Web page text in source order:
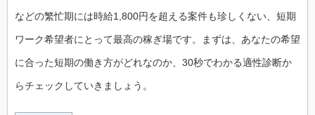
などの繁忙期には時給1,800円を超える案件も珍しくない、短期
ワーク希望者にとって最高の稼ぎ場です。まずは、あなたの希望
に合った短期の働き方がどれなのか、30秒でわかる適性診断か
らチェックしていきましょう。